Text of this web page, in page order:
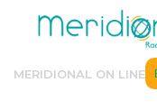
Click acá para ir
MERIDIONAL ON LINE